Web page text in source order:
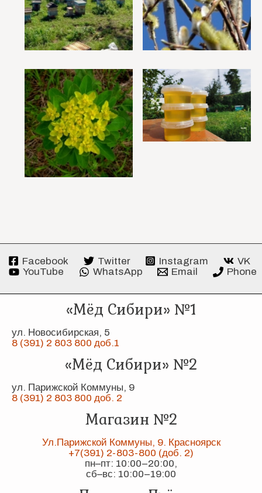
Facebook Twitter Instagram
VK
YouTube
WhatsApp Email Phone
«Мёд Сибири» №1
ул. Новосибирская, 5
8 (391) 2 803 800 доб.1
«Мёд Сибири» №2
ул. Парижской Коммуны, 9
8 (391) 2 803 800 доб. 2
Магазин №2
Ул.Парижской Коммуны, 9. Красноярск
+7(391) 2-803-800 (доб. 2)
пн–пт: 10:00–20:00,
сб–вс: 10:00–19:00